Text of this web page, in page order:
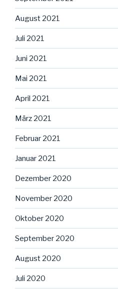
August 2021
Juli 2021
Juni 2021
Mai 2021
April 2021
März 2021
Februar 2021
Januar 2021
Dezember 2020
November 2020
Oktober 2020
September 2020
August 2020
Juli 2020